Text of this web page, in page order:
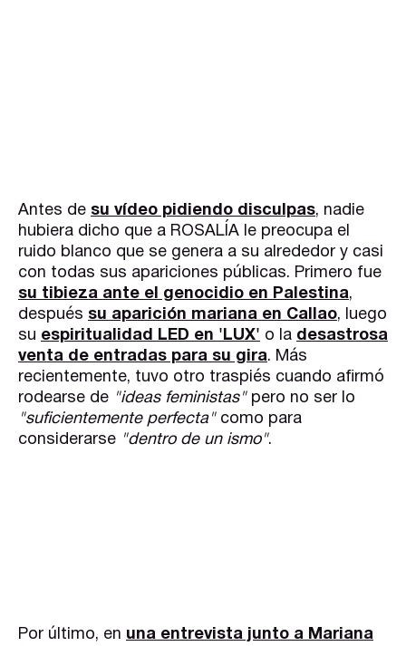
Antes de su vídeo pidiendo disculpas, nadie
hubiera dicho que a ROSALÍA le preocupa el
ruido blanco que se genera a su alrededor y casi
con todas sus apariciones públicas. Primero fue
su tibieza ante el genocidio en Palestina,
después su aparición mariana en Callao, luego
su espiritualidad LED en 'LUX' o la desastrosa
venta de entradas para su gira. Más
recientemente, tuvo otro traspiés cuando afirmó
rodearse de "ideas feministas"pero no ser lo
"suficientemente perfecta"como para
considerarse "dentro de un ismo".
Por último, en una entrevista junto a Mariana